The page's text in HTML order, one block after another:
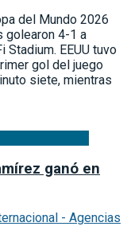
del Mundo 2026
golearon 4-1 a
Stadium. EEUU tuvo
gol del juego
siete, mientras
ganó en
- Agencias